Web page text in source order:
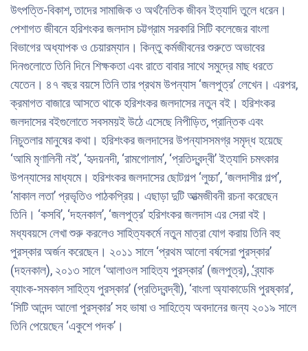
উৎপত্তি-বিকাশ, তাদের সামাজিক ও অর্থনৈতিক জীবন ইত্যাদি তুলে ধরেন।
পেশাগত জীবনে হরিশংকর জলদাস চট্টগ্রাম সরকারি সিটি কলেজের বাংলা
বিভাগের অধ্যাপক ও চেয়ারম্যান। কিন্তু কর্মজীবনের শুরুতে অভাবের
দিনগুলোতে তিনি দিনে শিক্ষকতা এবং রাতে বাবার সাথে সমুদ্রে মাছ ধরতে
যেতেন। ৪৭ বছর বয়সে তিনি তার প্রথম উপন্যাস ‘জলপুত্র’ লেখেন। এরপর,
ক্রমাগত বাজারে আসতে থাকে হরিশংকর জলদাসের নতুন বই। হরিশংকর
জলদাসের বইগুলোতে সবসময়ই উঠে এসেছে নিপীড়িত, প্রান্তিক এবং
নিচুতলার মানুষের কথা। হরিশংকর জলদাসের উপন্যাসসমগ্র সমৃদ্ধ হয়েছে
‘আমি মৃণালিনী নই’, ‘হৃদয়নদী, ‘রামগোলাম’, ‘প্রতিদ্বন্দ্বী’ ইত্যাদি চমৎকার
উপন্যাসের মাধ্যমে। হরিশংকর জলদাসের ছোটগল্প ‘লুচ্চা’, ‘জলদাসীর গল্প’,
‘মাকাল লতা’ প্রভৃতিও পাঠকপ্রিয়। এছাড়া দুটি আত্মজীবনী রচনা করেছেন
তিনি। ‘কসবি’, ‘দহনকাল’, ‘জলপুত্র’ হরিশংকর জলদাস এর সেরা বই।
মধ্যবয়সে লেখা শুরু করলেও সাহিত্যকর্মে নতুন মাত্রা যোগ করায় তিনি বহু
পুরস্কার অর্জন করেছেন। ২০১১ সালে ‘প্রথম আলো বর্ষসেরা পুরস্কার’
(দহনকাল), ২০১৩ সালে ‘আলাওল সাহিত্য পুরস্কার’ (জলপুত্র), ‘ব্র্যাক
ব্যাংক-সমকাল সাহিত্য পুরস্কার’ (প্রতিদ্বন্দ্বী), ‘বাংলা অ্যাকাডেমি পুরষ্কার’,
‘সিটি আনন্দ আলো পুরস্কার’ সহ ভাষা ও সাহিত্যে অবদানের জন্য ২০১৯ সালে
তিনি পেয়েছেন ‘একুশে পদক’।